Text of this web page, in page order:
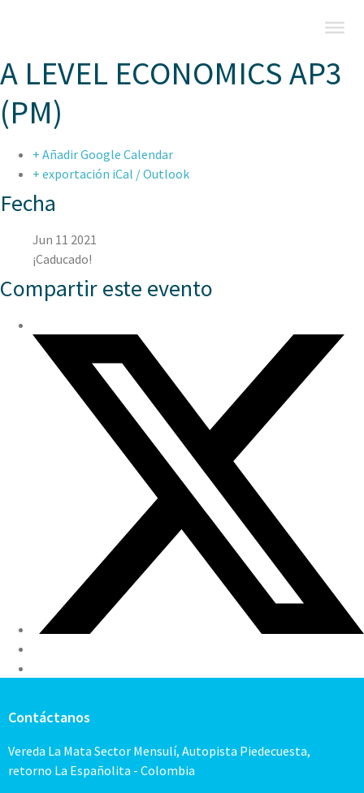
A LEVEL ECONOMICS AP3
(PM)
+ Añadir Google Calendar
+ exportación iCal / Outlook
Fecha
Jun 11 2021
¡Caducado!
Compartir este evento
Contáctanos
Vereda La Mata Sector Mensulí, Autopista Piedecuesta,
retorno La Españolita - Colombia